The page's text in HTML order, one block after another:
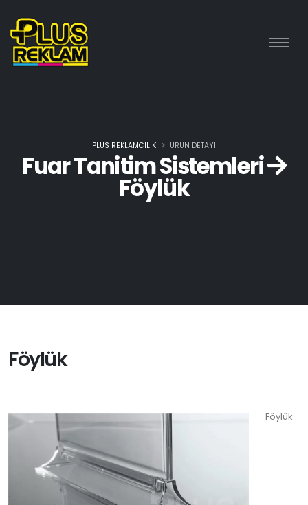
Fuar Tanitim Sistemleri
Föylük
PLUS REKLAMCILIK ÜRÜN DETAYI
Föylük
Föylük